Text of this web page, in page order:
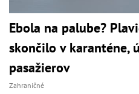
Ebola na palube?
skončilo v karanténe,
pasažierov
Zahraničné